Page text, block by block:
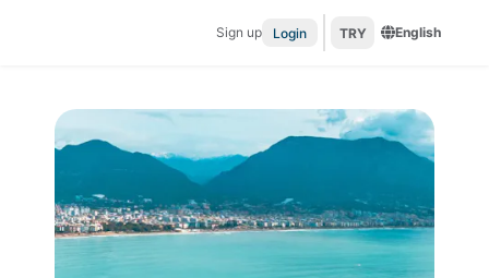
Sign up Login TRY English